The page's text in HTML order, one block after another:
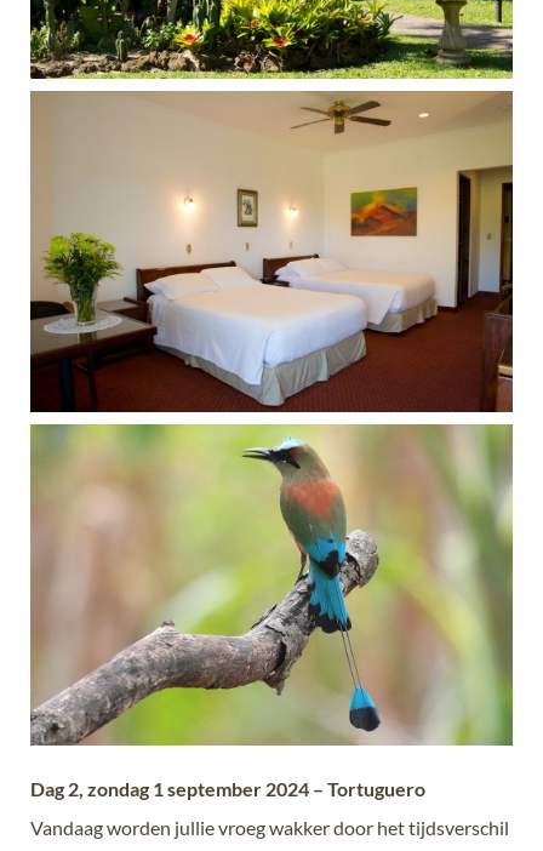
Dag 2, zondag 1 september 2024 – Tortuguero
Vandaag worden jullie vroeg wakker door het tijdsverschil